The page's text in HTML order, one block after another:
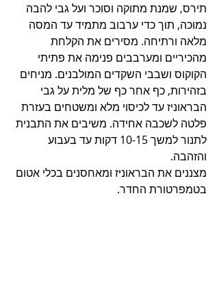
תירס, שמנת מתוקה וסוכר ועל גבי להבה
נמוכה, תוך כדי ערבוב מתמיד עד המסה
מלאה ורתיחה. מסירים את הקלחת
מהכיריים ומערבבים פנימה את פתיתי
הקוקוס ושבבי השקדים המולבנים. מניחים
בזהירות, כף אחר כף של מלית על גבי
הבראוניז עד לכיסוי מלא ומשטחים בעזרת
פלטה לשכבה אחידה. משיבים את התבנית
לתנור למשך 10-15 דקות עד בעבוע
והזהבה.
מצננים את הבראוניז ומאחסנים בכלי אטום
בטמפרטורת החדר.